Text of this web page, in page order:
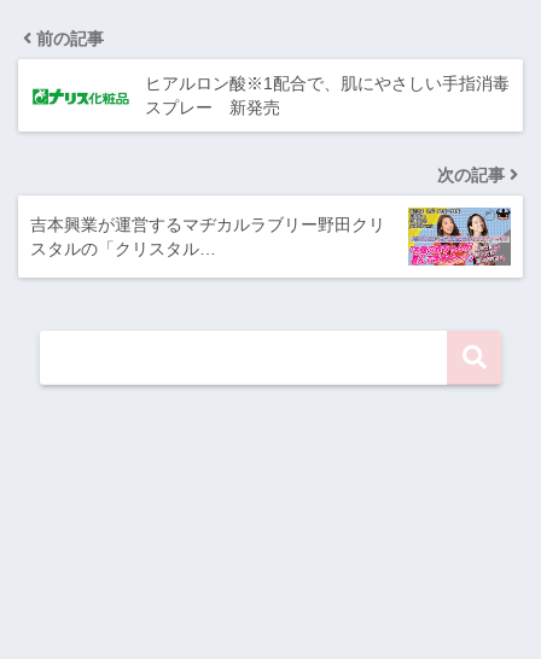
前の記事
ヒアルロン酸※1配合で、肌にやさしい手指消毒
スプレー 新発売
次の記事
吉本興業が運営するマヂカルラブリー野田クリ
スタルの「クリスタル…